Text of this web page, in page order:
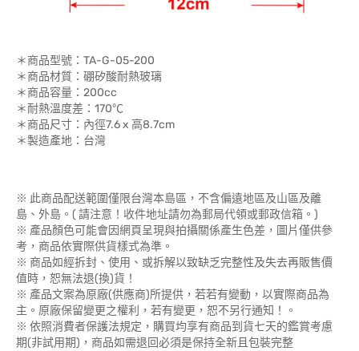
＊商品型號：TA-G-05-200
＊商品材質：硼矽酸耐熱玻璃
＊商品容量：200cc
＊耐熱溫度差：170℃
＊商品尺寸：內徑7.6 x 高8.7cm
＊製造產地：台灣
※ 此商品配送範圍僅限台灣本島區，不含偏遠地區及山區及離
島、外島。( 請注意！收件地址請勿為郵局代領或郵政信箱。)
※ 產品顏色可能會因網頁呈現與拍攝關係產生色差，圖片僅供參
考，商品依實際供貨樣式為準。
※ 商品如經拆封、使用、或拆解以致缺乏完整性及失去再販售價
值時，恕無法退(換)貨！
※ 產品文案為原廠(供應商)所提供，若若有變動，以實際商品為
主。原廠保留變更之權利，若有變更，恕不另行通知！。
※ 依照消費者保護法規定，購買均享有商品到貨七天的鑑賞考慮
期(非試用期)，商品如需退回必須是保持全新且包裝完整